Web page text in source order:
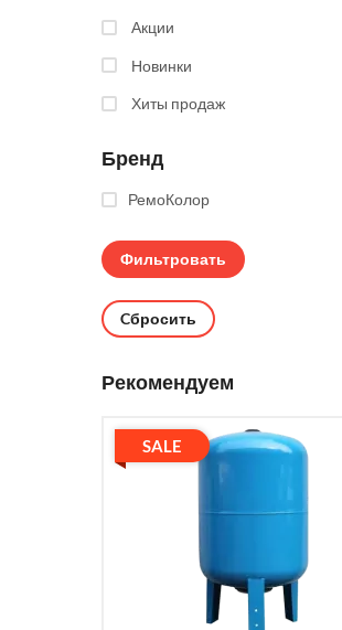
Акции
Новинки
Хиты продаж
Бренд
РемоКолор
Cбросить
Рекомендуем
SALE